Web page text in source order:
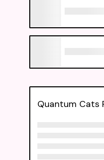
Quantum Cats